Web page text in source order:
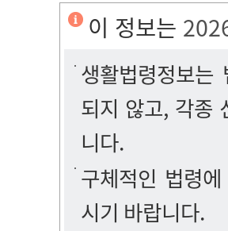
이 정보는
생활법령정보
되지 않고, 각종
니다.
구체적인 법령
시기 바랍니다.